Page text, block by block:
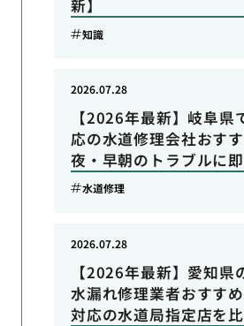
新】
知識
【2026年最新】岐阜県
応の水道修理会社おす
夜・早朝のトラブルに
2026.07.28
水道修理
【2026年最新】愛知県
水漏れ修理業者おすす
対応の水道局指定店を
2026.07.28